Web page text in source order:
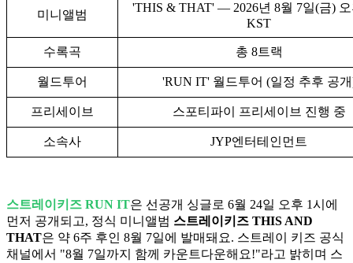
미니앨범
'THIS & THAT' — 2026년 8월 7일(금)
KST
수록곡 총 8트랙
월드투어 'RUN IT' 월드투어 (일정 추후 공
프리세이브 스포티파이 프리세이브 진행 중
소속사 JYP엔터테인먼트
스트레이키즈 RUN IT은 선공개 싱글로 6월 24일 오후 1시에
먼저 공개되고, 정식 미니앨범 스트레이키즈 THIS AND
THAT은 약 6주 후인 8월 7일에 발매돼요. 스트레이 키즈 공식
채널에서 "8월 7일까지 함께 카운트다운해요!"라고 밝히며 스